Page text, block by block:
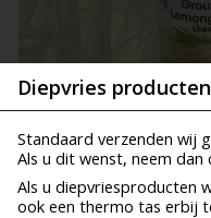
Diepvries producten
Standaard verzenden wij
Als u dit wenst, neem
Als u diepvriesproducten
ook een thermo tas erbij